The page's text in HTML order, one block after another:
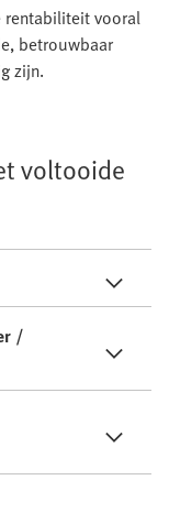
rentabiliteit vooral
betrouwbaar
zijn.
voltooide
/